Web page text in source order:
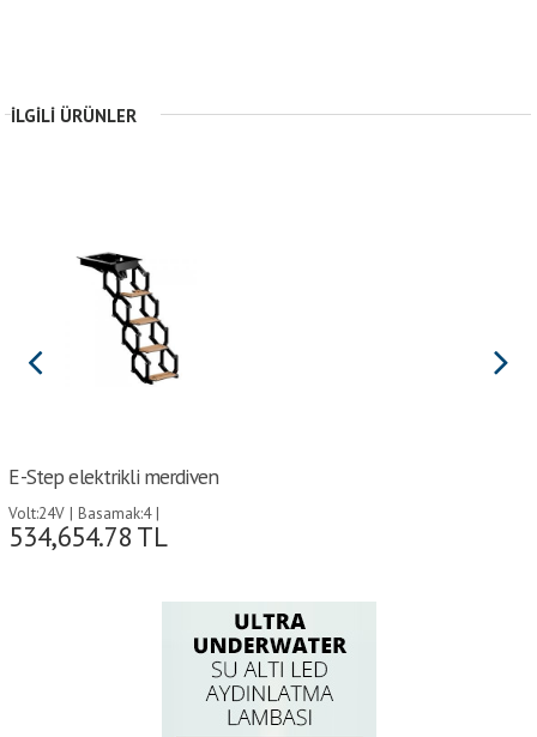
İLGILI ÜRÜNLER
E-Step elektrikli merdiven
Volt:24V | Basamak:4 |
534,654.78 TL